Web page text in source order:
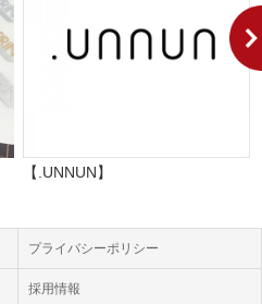
【.UNNUN】
プライバシーポリシー
採用情報